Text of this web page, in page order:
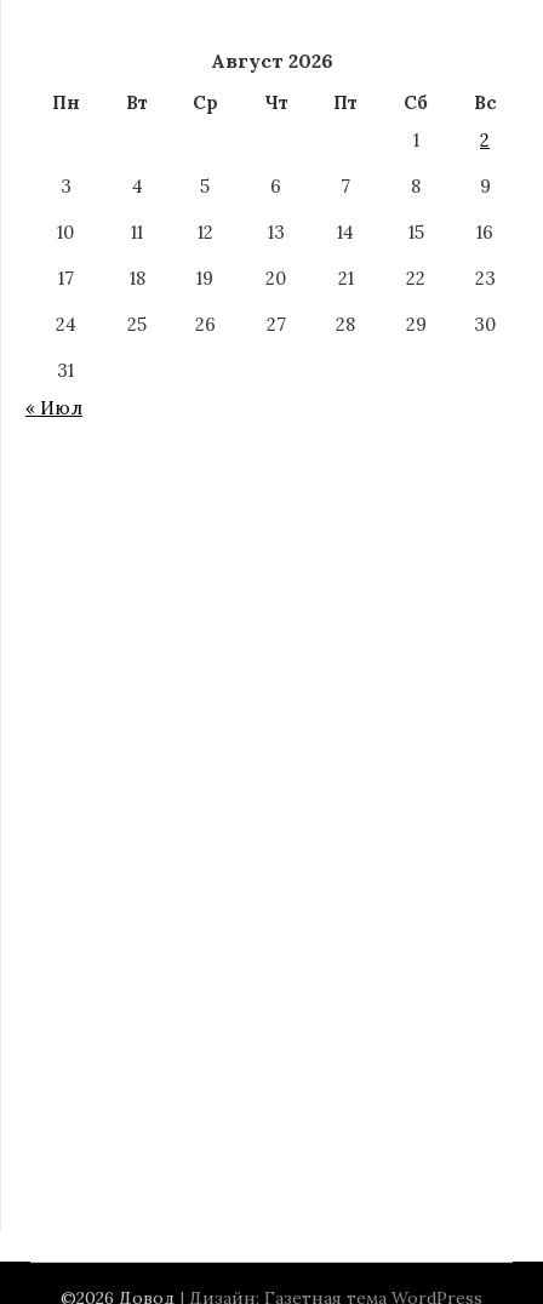
Август 2026
Пн Вт Ср Чт Пт Сб
Вс
1
2
3
4 5 6 7 8
9
10
11 12 13 14 15
16
17
18 19 20 21 22
23
24
25 26 27 28 29
30
31
« Июл
©2026 Довод | Дизайн: Газетная тема WordPress